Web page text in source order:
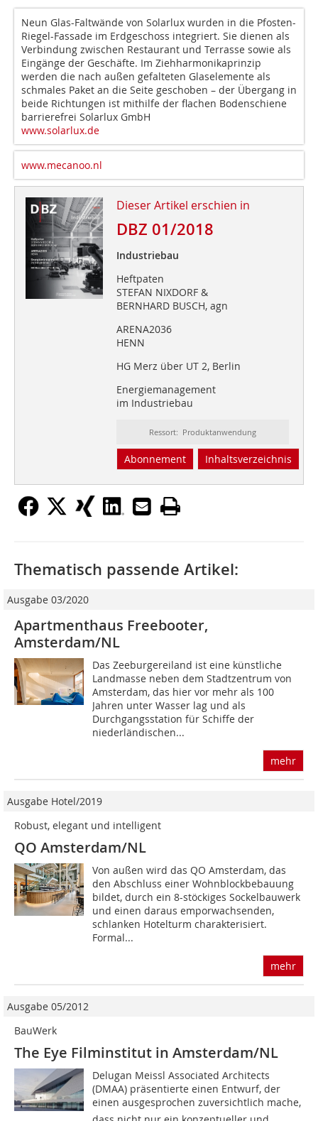
Neun Glas-Faltwände von Solarlux wurden in die Pfosten-
Riegel-Fassade im Erdgeschoss integriert. Sie dienen als
Verbindung zwischen Restaurant und Terrasse sowie als
Eingänge der Geschäfte. Im Ziehharmonikaprinzip
werden die nach außen gefalteten Glaselemente als
schmales Paket an die Seite geschoben – der Übergang in
beide Richtungen ist mithilfe der flachen Bodenschiene
barrierefrei Solarlux GmbH
www.solarlux.de
www.mecanoo.nl
Dieser Artikel erschien in
DBZ 01/2018
Industriebau
Heftpaten
STEFAN NIXDORF &
BERNHARD BUSCH, agn
ARENA2036
HENN
HG Merz über UT 2, Berlin
Energiemanagement
im Industriebau
Ressort: Produktanwendung
Abonnement Inhaltsverzeichnis
Thematisch passende Artikel:
Ausgabe 03/2020
Apartmenthaus Freebooter,
Amsterdam/NL
Das Zeeburgereiland ist eine künstliche
Landmasse neben dem Stadtzentrum von
Amsterdam, das hier vor mehr als 100
Jahren unter Wasser lag und als
Durchgangsstation für Schiffe der
niederländischen...
mehr
Ausgabe Hotel/2019
Robust, elegant und intelligent
QO Amsterdam/NL
Von außen wird das QO Amsterdam, das
den Abschluss einer Wohnblockbebauung
bildet, durch ein 8-stöckiges Sockelbauwerk
und einen daraus emporwachsenden,
schlanken Hotelturm charakterisiert.
Formal...
mehr
Ausgabe 05/2012
BauWerk
The Eye Filminstitut in Amsterdam/NL
Delugan Meissl Associated Architects
(DMAA) präsentierte einen Entwurf, der
einen ausgesprochen zuversichtlich mache,